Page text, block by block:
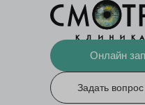
Онлайн
Задать вопрос